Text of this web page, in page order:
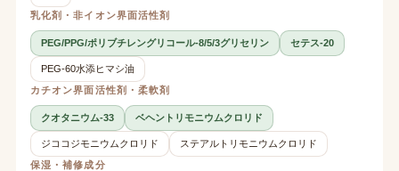
乳化剤・非イオン界面活性剤
PEG/PPG/ポリブチレングリコール-8/5/3グリセリン セテス-20
PEG-60水添ヒマシ油
カチオン界面活性剤・柔軟剤
クオタニウム-33 ベヘントリモニウムクロリド
ジココジモニウムクロリド
ステアルトリモニウムクロリド
保湿・補修成分